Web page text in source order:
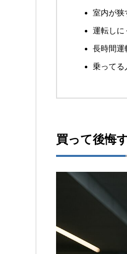
室内が狭
運転しに
長時間運
乗ってる
買って後悔